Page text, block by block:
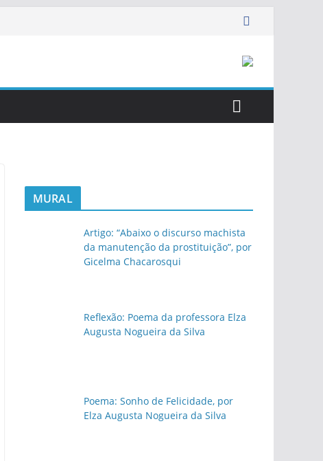
MURAL
Artigo: “Abaixo o discurso machista
da manutenção da prostituição”, por
Gicelma Chacarosqui
Reflexão: Poema da professora Elza
Augusta Nogueira da Silva
Poema: Sonho de Felicidade, por
Elza Augusta Nogueira da Silva